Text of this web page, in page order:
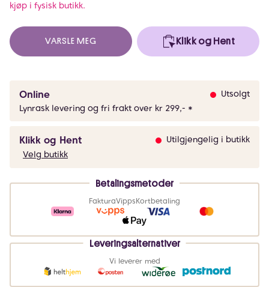
kjøp i fysisk butikk.
VARSLE MEG Klikk og Hent
Online
Utsolgt
Lynrask levering og fri frakt over kr 299,- *
Klikk og Hent
Utilgjengelig i butikk
Velg butikk
Betalingsmetoder
FakturaVippsKortbetaling
Leveringsalternativer
Vi leverer med